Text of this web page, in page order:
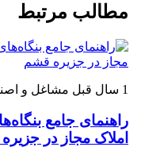
مطالب مرتبط
1 سال قبل مشاغل و
راهنمای جامع
املاک مجاز در